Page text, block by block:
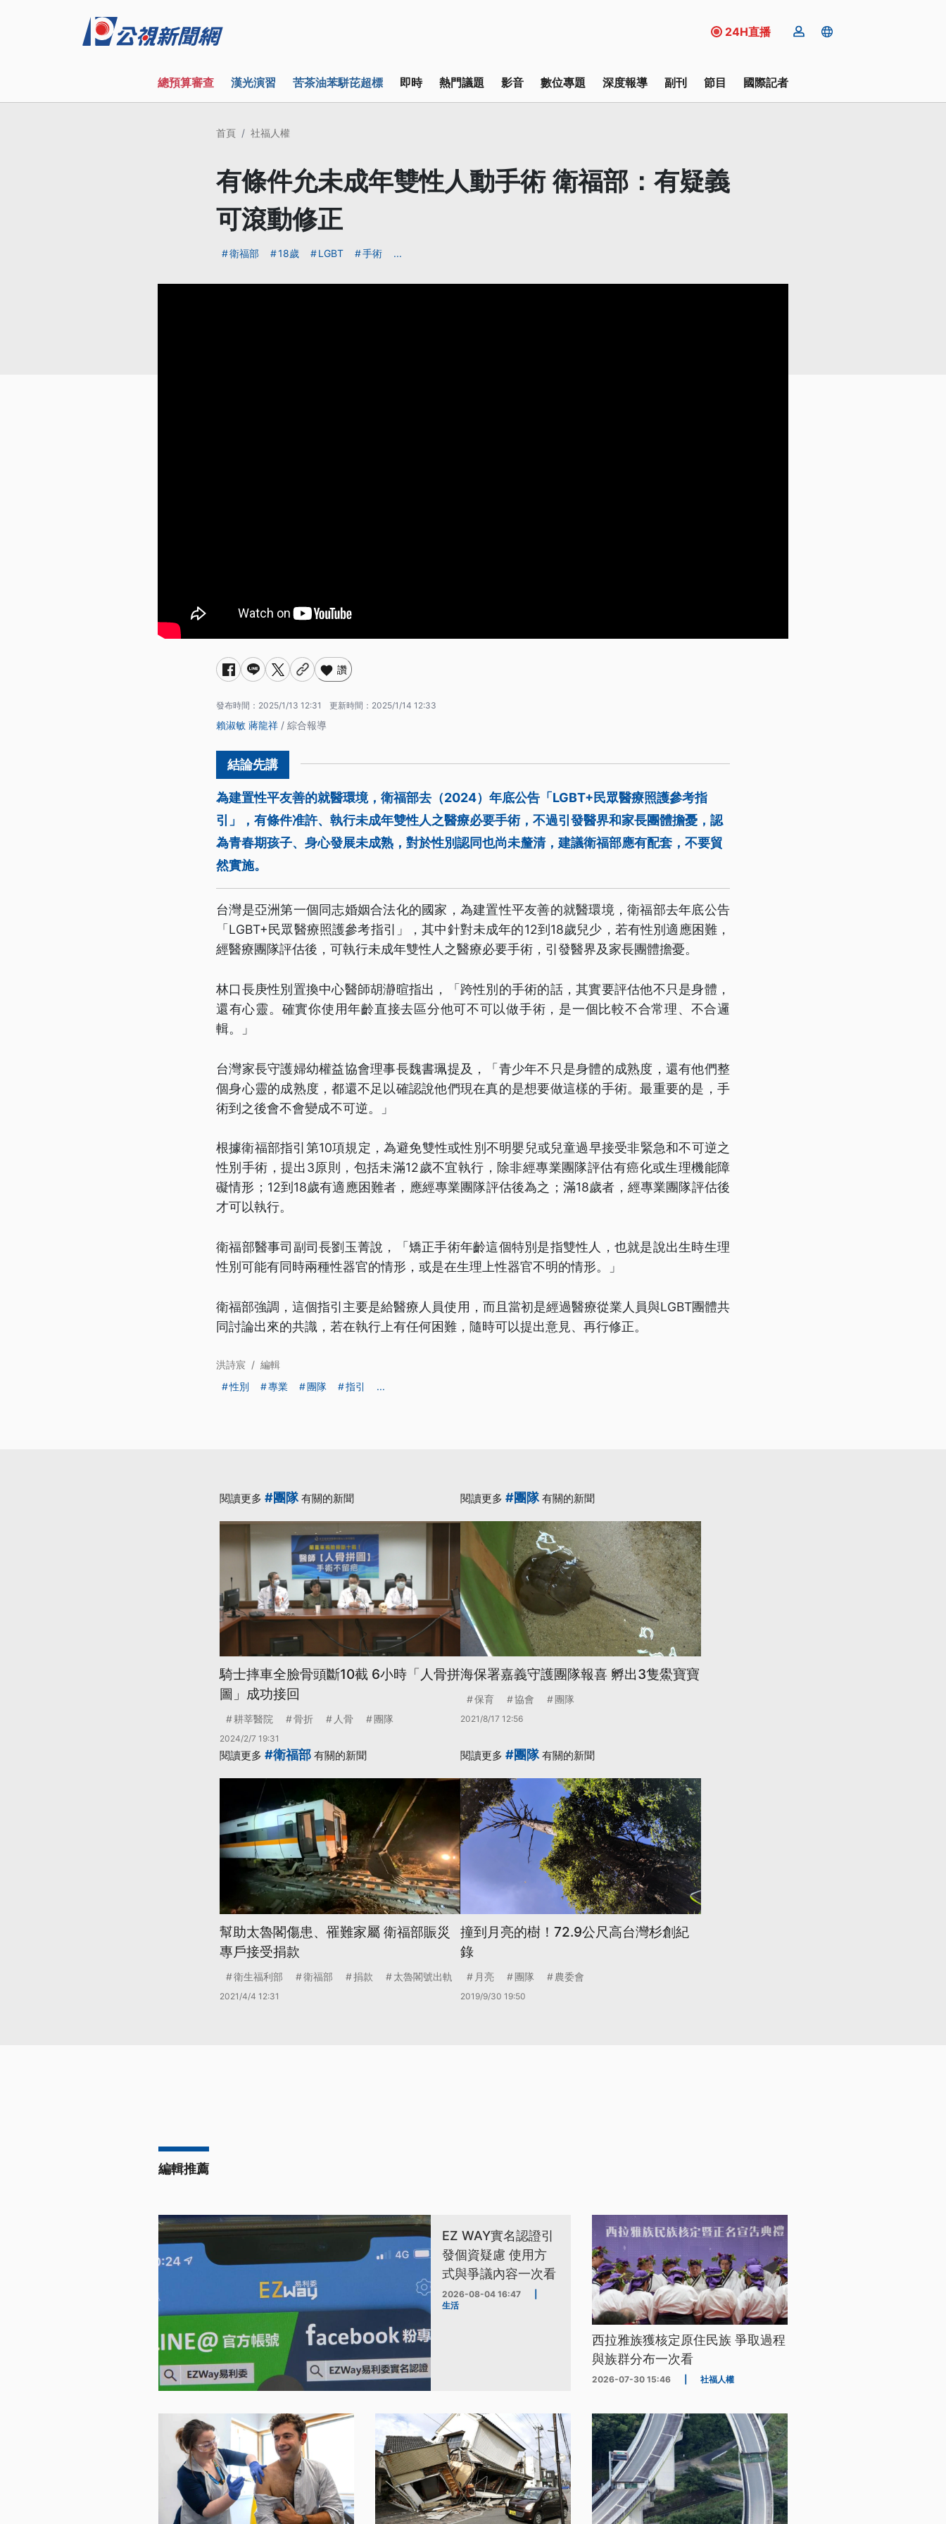
24H直播
總預算審查 漢光演習 苦茶油苯駢芘超標 即時 熱門議題 影音 數位專題 深度報導 副刊 節目 國際記者
首頁 社福人權
有條件允未成年雙性人動手術 衛福部：有疑義
可滾動修正
衛福部 18歲 LGBT 手術 ...
讚
發布時間： 2025/1/13 12:31 更新時間： 2025/1/14 12:33
賴淑敏 蔣龍祥 / 綜合報導
為建置性平友善的就醫環境，衛福部去（2024）年底公告「LGBT+民眾醫療照護參考指
引」，有條件准許、執行未成年雙性人之醫療必要手術，不過引發醫界和家長團體擔憂，認
為青春期孩子、身心發展未成熟，對於性別認同也尚未釐清，建議衛福部應有配套，不要貿
然實施。
台灣是亞洲第一個同志婚姻合法化的國家，為建置性平友善的就醫環境，衛福部去年底公告
「LGBT+民眾醫療照護參考指引」，其中針對未成年的12到18歲兒少，若有性別適應困難，
經醫療團隊評估後，可執行未成年雙性人之醫療必要手術，引發醫界及家長團體擔憂。
林口長庚性別置換中心醫師胡瀞暄指出，「跨性別的手術的話，其實要評估他不只是身體，
還有心靈。確實你使用年齡直接去區分他可不可以做手術，是一個比較不合常理、不合邏
輯。」
台灣家長守護婦幼權益協會理事長魏書珮提及，「青少年不只是身體的成熟度，還有他們整
個身心靈的成熟度，都還不足以確認說他們現在真的是想要做這樣的手術。最重要的是，手
術到之後會不會變成不可逆。」
根據衛福部指引第10項規定，為避免雙性或性別不明嬰兒或兒童過早接受非緊急和不可逆之
性別手術，提出3原則，包括未滿12歲不宜執行，除非經專業團隊評估有癌化或生理機能障
礙情形；12到18歲有適應困難者，應經專業團隊評估後為之；滿18歲者，經專業團隊評估後
才可以執行。
衛福部醫事司副司長劉玉菁說，「矯正手術年齡這個特別是指雙性人，也就是說出生時生理
性別可能有同時兩種性器官的情形，或是在生理上性器官不明的情形。」
衛福部強調，這個指引主要是給醫療人員使用，而且當初是經過醫療從業人員與LGBT團體共
同討論出來的共識，若在執行上有任何困難，隨時可以提出意見、再行修正。
洪詩宸 / 編輯
性別
專業 團隊 指引 ...
閱讀更多 #團隊有關的新聞
騎士摔車全臉骨頭斷10截 6小時「人骨拼
圖」成功接回
耕莘醫院 骨折 人骨 團隊
2024/2/7 19:31
閱讀更多 #團隊有關的新聞
海保署嘉義守護團隊報喜 孵出3隻鱟寶寶
保育 協會 團隊
2021/8/17 12:56
閱讀更多 #衛福部 有關的新聞
幫助太魯閣傷患、罹難家屬 衛福部賑災
專戶接受捐款
衛生福利部 衛福部 捐款 太魯閣號出軌
2021/4/4 12:31
閱讀更多 #團隊有關的新聞
撞到月亮的樹！72.9公尺高台灣杉創紀
錄
月亮 團隊 農委會
2019/9/30 19:50
編輯推薦
EZ WAY實名認證引
發個資疑慮 使用方
式與爭議內容一次看
2026-08-04 16:47
生活
西拉雅族獲核定原住民族 爭取過程
與族群分布一次看
2026-07-30 15:46 社福人權